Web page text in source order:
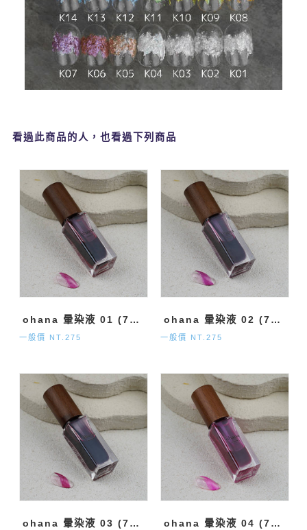
看過此商品的人，也看過下列商品
ohana 暈染液 01 (7ml)
一般價 NT.275
ohana 暈染液 02 (7ml)
一般價 NT.275
ohana 暈染液 03 (7ml) ohana 暈染液 04 (7ml)